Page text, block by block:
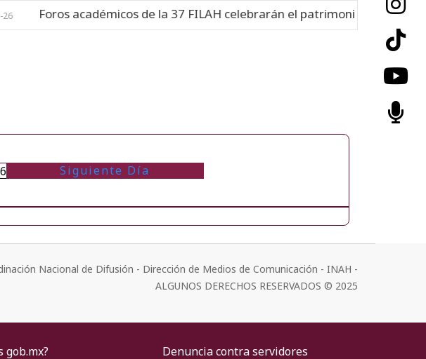
Foros académicos de la 37 FILAH celebrarán el patrimonio cultural
Siguiente Día
Nacional de Difusión - Dirección de Medios de Comunicación - INAH -
ALGUNOS DERECHOS RESERVADOS © 2025
gob.mx?
Denuncia contra servidores